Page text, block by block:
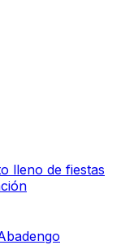
lleno de fiestas